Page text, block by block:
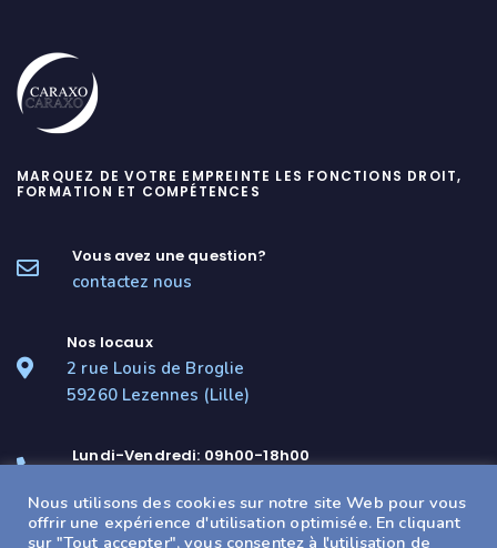
MARQUEZ DE VOTRE EMPREINTE LES FONCTIONS DROIT,
FORMATION ET COMPÉTENCES
Vous avez une question?
contactez nous
Nos locaux
2 rue Louis de Broglie
59260 Lezennes (Lille)
Lundi-Vendredi: 09h00-18h00
Besoin d'un local professionnel ?
Nous utilisons des cookies sur notre site Web pour vous
offrir une expérience d'utilisation optimisée. En cliquant
sur "Tout accepter", vous consentez à l'utilisation de